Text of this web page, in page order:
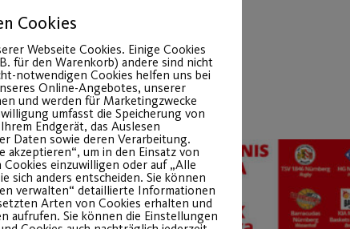
Cookies
Webseite Cookies. Einige Cookies
für den Warenkorb) andere sind nicht
notwendigen Cookies helfen uns bei
Online-Angebotes, unserer
und werden für Marketingzwecke
umfasst die Speicherung von
Endgerät, das Auslesen
Daten sowie deren Verarbeitung.
akzeptieren“, um in den Einsatz von
einzuwilligen oder auf „Alle
sich anders entscheiden. Sie können
verwalten“ detaillierte Informationen
Arten von Cookies erhalten und
aufrufen. Sie können die Einstellungen